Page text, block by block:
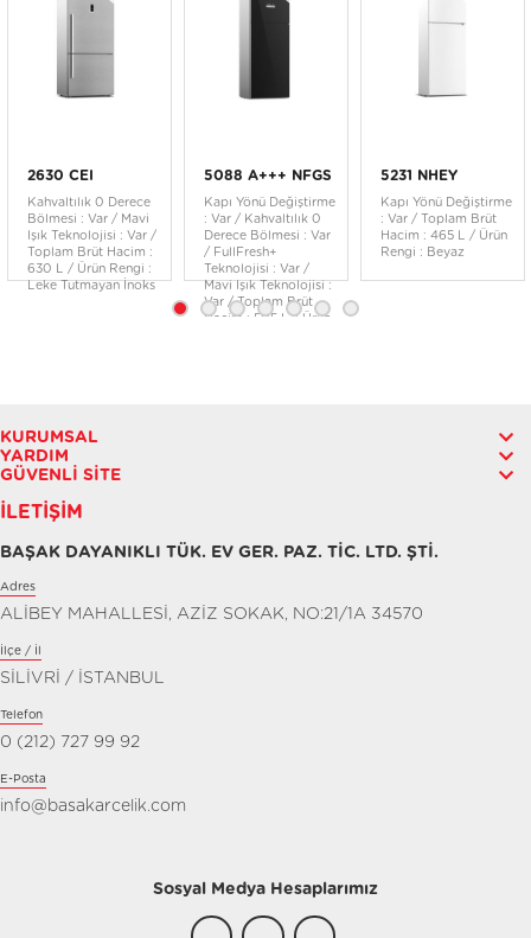
2630 CEI
Kahvaltılık 0 Derece
Bölmesi : Var / Mavi
Işık Teknolojisi : Var /
Toplam Brüt Hacim :
630 L / Ürün Rengi :
Leke Tutmayan İnoks
5088 A+++ NFGS
Kapı Yönü Değiştirme
: Var / Kahvaltılık 0
Derece Bölmesi : Var
/ FullFresh+
Teknolojisi : Var /
Mavi Işık Teknolojisi :
Var / Toplam Brüt
Hacim : 505 L / Ürün
5231 NHEY
Kapı Yönü Değiştirme
: Var / Toplam Brüt
Hacim : 465 L / Ürün
Rengi : Beyaz
KURUMSAL
YARDIM
GÜVENLI SITE
İLETIŞIM
BAŞAK DAYANIKLI TÜK. EV GER. PAZ. TİC. LTD. ŞTİ.
Adres
ALİBEY MAHALLESİ, AZİZ SOKAK, NO:21/1A 34570
İlçe / İl
SİLİVRİ / İSTANBUL
Telefon
0 (212) 727 99 92
E-Posta
info@basakarcelik.com
Sosyal Medya Hesaplarımız